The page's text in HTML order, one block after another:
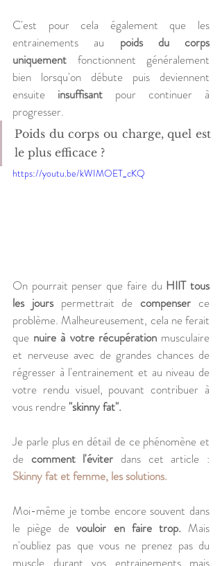
C'est pour cela également que les
entrainements au poids du corps
uniquement fonctionnent généralement
bien lorsqu'on débute puis deviennent
ensuite insuffisant pour continuer à
progresser.
Poids du corps ou charge, quel est
le plus efficace ?
https://youtu.be/kWIMOET_cKQ
On pourrait penser que faire du HIIT tous
les jours permettrait de compenser ce
problème. Malheureusement, cela ne ferait
que nuire à votre récupération musculaire
et nerveuse avec de grandes chances de
régresser à l'entrainement et au niveau de
votre rendu visuel, pouvant contribuer à
vous rendre "skinny fat".
Je parle plus en détail de ce phénomène et
de comment l'éviter
Skinny fat et femme, les solutions.
Moi-même je tombe encore souvent dans
le piège de vouloir en faire trop. Mais
n'oubliez pas que vous ne prenez pas du